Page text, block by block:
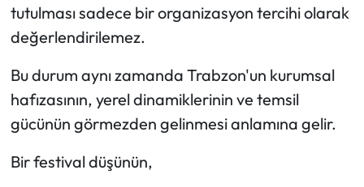
tutulması sadece bir organizasyon tercihi olarak
değerlendirilemez.
Bu durum aynı zamanda Trabzon'un kurumsal
hafızasının, yerel dinamiklerinin ve temsil
gücünün görmezden gelinmesi anlamına gelir.
Bir festival düşünün,